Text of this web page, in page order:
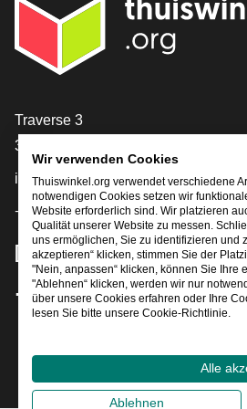
[_General:Contact]
Traverse 3
3905 NL Veenendaal
info@thuiswinkel.org
+31 (0)318 64 85 75
Facebook
X LinkedIn
Instagram
YouTube
Wir verwenden Cookies
Thuiswinkel.org verwendet verschiedene
notwendigen Cookies setzen wir
Website erforderlich sind. Wir platzieren
Qualität unserer Website zu messen.
uns ermöglichen, Sie zu identifizieren und
akzeptieren“ klicken, stimmen Sie der
"Nein, anpassen“ klicken, können Sie Ihre
"Ablehnen“ klicken, werden wir nur
über unsere Cookies erfahren oder Ihre
lesen Sie bitte unsere Cookie-Richtlinie.
Alle
Ablehnen